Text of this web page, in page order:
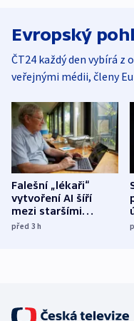
Evropský
ČT24 každý den vybírá
veřejnými médii, členy
Falešní „lékaři“
vytvoření AI šíří
mezi staršími
Poláky nebezpečné
před 3h